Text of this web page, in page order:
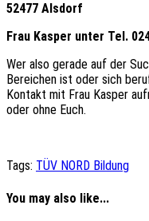
52477 Alsdorf
Frau Kasper unter Tel.
Wer also gerade auf der
Bereichen ist oder sich
Kontakt mit Frau Kasper
oder ohne Euch.
Tags: TÜV NORD Bildung
You may also like...